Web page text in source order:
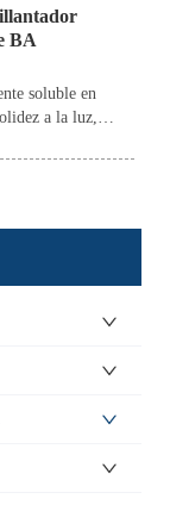
para
brillo a las telas
detergentes y
BA
soluble en
a la luz,
blanqueador es
mejor que
Se utiliza
otros procesos;
de fibras de
sintéticos.